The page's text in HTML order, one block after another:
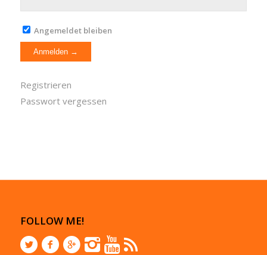
Angemeldet bleiben
Registrieren
Passwort vergessen
FOLLOW ME!